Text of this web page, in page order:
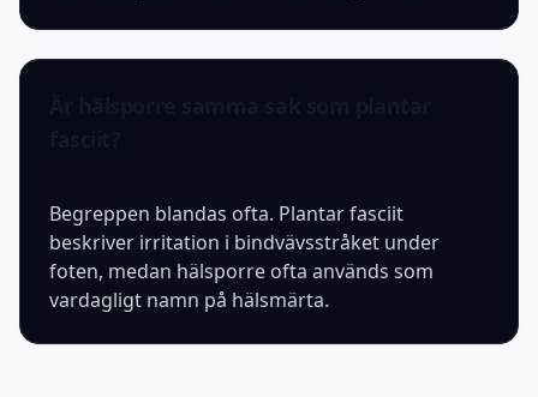
Begreppen blandas ofta. Plantar fasciit
beskriver irritation i bindvävsstråket under
foten, medan hälsporre ofta används som
vardagligt namn på hälsmärta.